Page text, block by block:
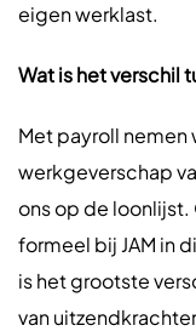
eigen werklast.
Wat is het verschil
Met payroll nemen
werkgeverschap
ons op de
formeel bij JAM in
is het grootste
van